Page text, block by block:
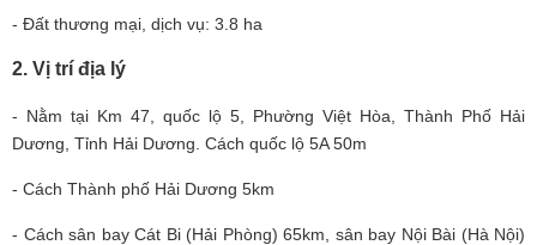
- Đất thương mại, dịch vụ: 3.8 ha
2. Vị trí địa lý
- Nằm tại Km 47, quốc lộ 5, Phường Việt Hòa, Thành Phố Hải
Dương, Tỉnh Hải Dương. Cách quốc lộ 5A 50m
- Cách Thành phố Hải Dương 5km
- Cách sân bay Cát Bi (Hải Phòng) 65km, sân bay Nội Bài (Hà Nội)